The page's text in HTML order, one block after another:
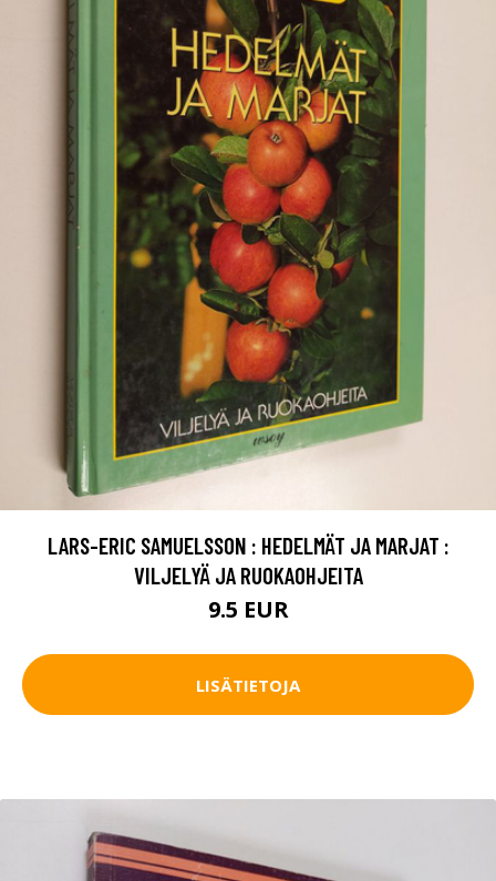
LARS-ERIC SAMUELSSON : HEDELMÄT JA MARJAT :
VILJELYÄ JA RUOKAOHJEITA
9.5 EUR
LISÄTIETOJA